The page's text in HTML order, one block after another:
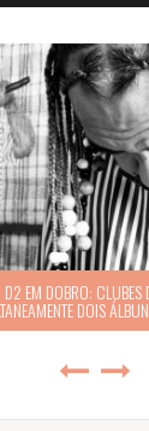
EM DOBRO: CLUBES
DOIS